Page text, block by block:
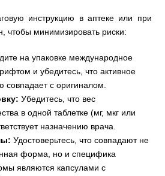
инструкцию в аптеке или при
чтобы минимизировать риски:
на упаковке международное
и убедитесь, что активное
совпадает с оригиналом.
Убедитесь, что вес
в одной таблетке (мг, мкг или
назначению врача.
Удостоверьтесь, что совпадают не
форма, но и специфика
являются капсулами с